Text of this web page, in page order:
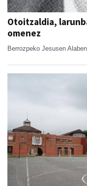
Otoitzaldia,
omenez
Berrozpeko Jesusen